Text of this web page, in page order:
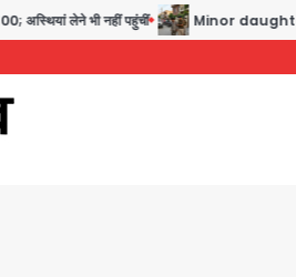
भी नहीं पहुंचीं Minor daughter abuse case